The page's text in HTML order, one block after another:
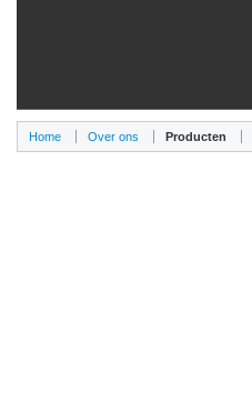
Home Over ons Producten